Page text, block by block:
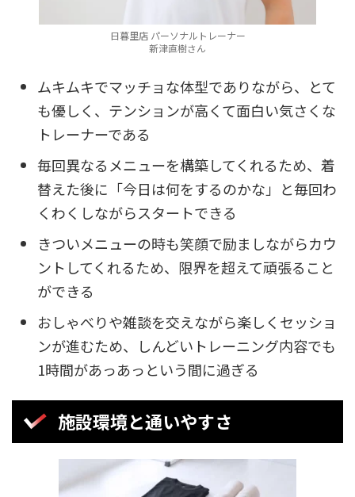
日暮里店 パーソナルトレーナー
新津直樹さん
ムキムキでマッチョな体型でありながら、とて
も優しく、テンションが高くて面白い気さくな
トレーナーである
毎回異なるメニューを構築してくれるため、着
替えた後に「今日は何をするのかな」と毎回わ
くわくしながらスタートできる
きついメニューの時も笑顔で励ましながらカウ
ントしてくれるため、限界を超えて頑張ること
ができる
おしゃべりや雑談を交えながら楽しくセッショ
ンが進むため、しんどいトレーニング内容でも
1時間があっあっという間に過ぎる
施設環境と通いやすさ